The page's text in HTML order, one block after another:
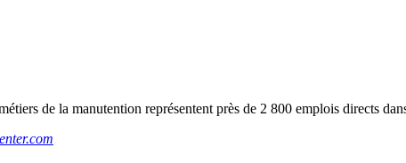
de la manutention représentent près de 2 800 emplois directs